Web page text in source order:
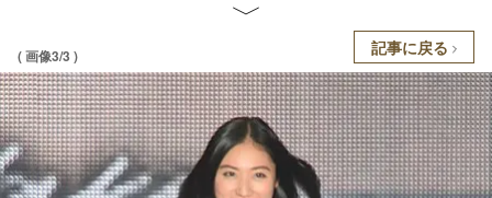
( 画像3/3 ) 記事に戻る